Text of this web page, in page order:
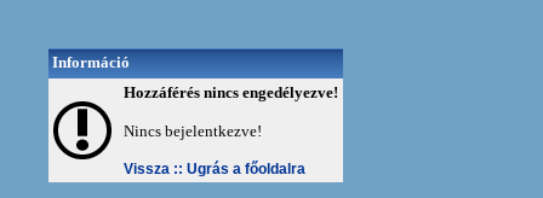
Információ
Hozzáférés nincs engedélyezve!
Nincs bejelentkezve!
Vissza :: Ugrás a főoldalra